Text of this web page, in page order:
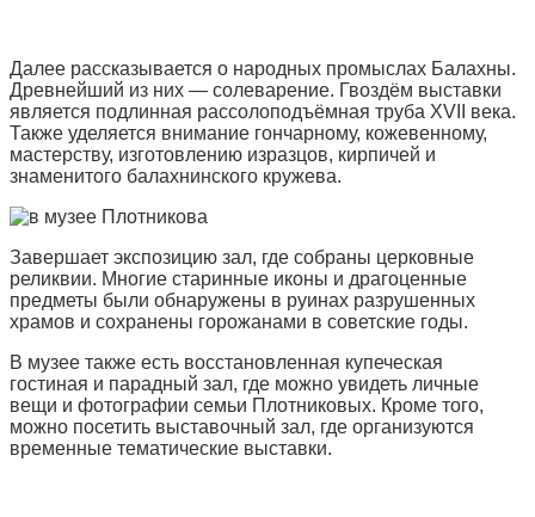
Далее рассказывается о народных промыслах Балахны.
Древнейший из них — солеварение. Гвоздём выставки
является подлинная рассолоподъёмная труба XVII века.
Также уделяется внимание гончарному, кожевенному,
мастерству, изготовлению изразцов, кирпичей и
знаменитого балахнинского кружева.
Завершает экспозицию зал, где собраны церковные
реликвии. Многие старинные иконы и драгоценные
предметы были обнаружены в руинах разрушенных
храмов и сохранены горожанами в советские годы.
В музее также есть восстановленная купеческая
гостиная и парадный зал, где можно увидеть личные
вещи и фотографии семьи Плотниковых. Кроме того,
можно посетить выставочный зал, где организуются
временные тематические выставки.